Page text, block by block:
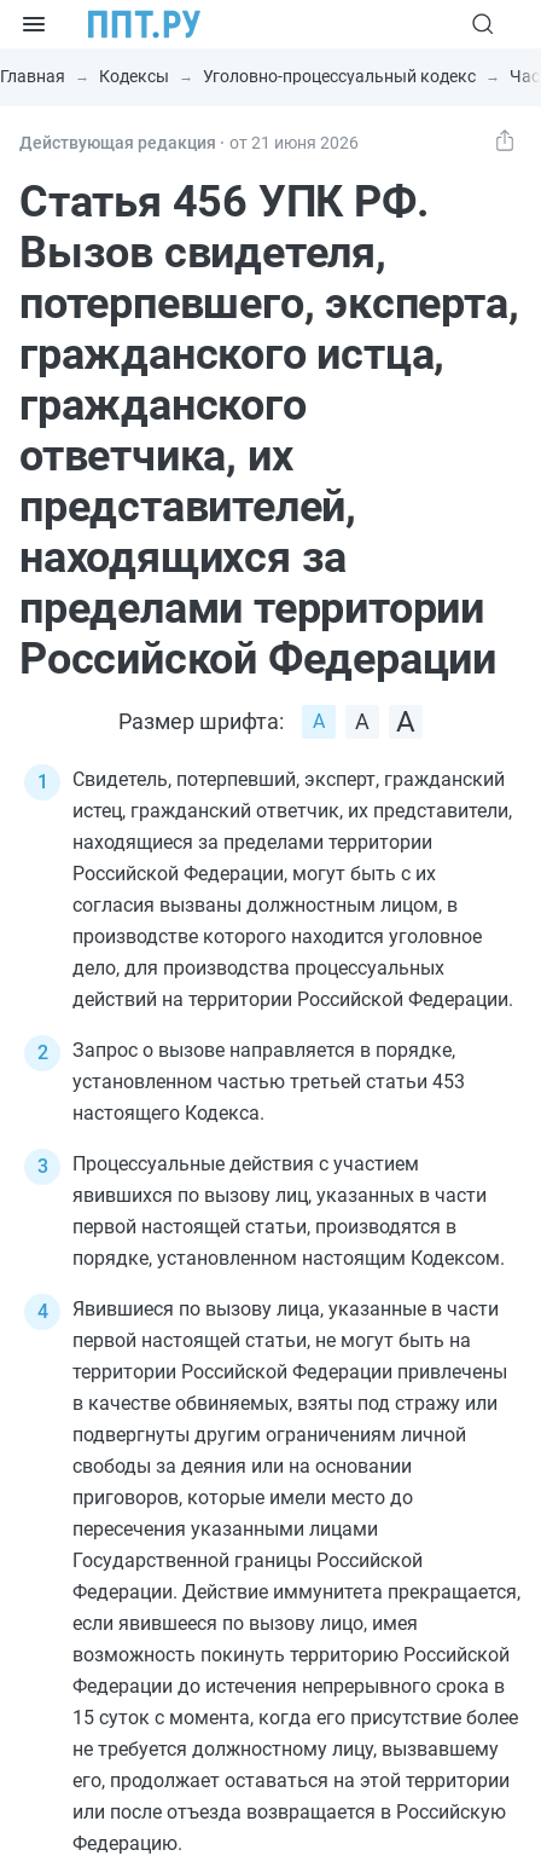
Главная Кодексы Уголовно-процессуальный кодекс
Действующая редакция ⸱ от 21 июня 2026
Статья 456 УПК РФ.
Вызов свидетеля,
потерпевшего, эксперта,
гражданского истца,
гражданского
ответчика, их
представителей,
находящихся за
пределами территории
Российской Федерации
Размер шрифта:
Свидетель, потерпевший, эксперт, гражданский
истец, гражданский ответчик, их представители,
находящиеся за пределами территории
Российской Федерации, могут быть с их
согласия вызваны должностным лицом, в
производстве которого находится уголовное
дело, для производства процессуальных
действий на территории Российской Федерации.
Запрос о вызове направляется в порядке,
установленном частью третьей статьи 453
настоящего Кодекса.
Процессуальные действия с участием
явившихся по вызову лиц, указанных в части
первой настоящей статьи, производятся в
порядке, установленном настоящим Кодексом.
Явившиеся по вызову лица, указанные в части
первой настоящей статьи, не могут быть на
территории Российской Федерации привлечены
в качестве обвиняемых, взяты под стражу или
подвергнуты другим ограничениям личной
свободы за деяния или на основании
приговоров, которые имели место до
пересечения указанными лицами
Государственной границы Российской
Федерации. Действие иммунитета прекращается,
если явившееся по вызову лицо, имея
возможность покинуть территорию Российской
Федерации до истечения непрерывного срока в
15 суток с момента, когда его присутствие более
не требуется должностному лицу, вызвавшему
его, продолжает оставаться на этой территории
или после отъезда возвращается в Российскую
Федерацию.